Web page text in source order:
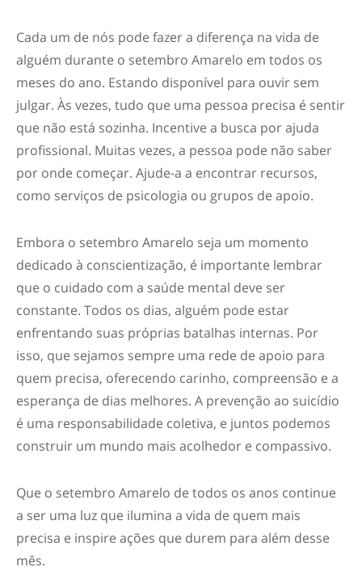
Cada um de nós pode fazer a diferença na vida de
alguém durante o setembro Amarelo em todos os
meses do ano. Estando disponível para ouvir sem
julgar. Às vezes, tudo que uma pessoa precisa é sentir
que não está sozinha. Incentive a busca por ajuda
profissional. Muitas vezes, a pessoa pode não saber
por onde começar. Ajude-a a encontrar recursos,
como serviços de psicologia ou grupos de apoio.
Embora o setembro Amarelo seja um momento
dedicado à conscientização, é importante lembrar
que o cuidado com a saúde mental deve ser
constante. Todos os dias, alguém pode estar
enfrentando suas próprias batalhas internas. Por
isso, que sejamos sempre uma rede de apoio para
quem precisa, oferecendo carinho, compreensão e a
esperança de dias melhores. A prevenção ao suicídio
é uma responsabilidade coletiva, e juntos podemos
construir um mundo mais acolhedor e compassivo.
Que o setembro Amarelo de todos os anos continue
a ser uma luz que ilumina a vida de quem mais
precisa e inspire ações que durem para além desse
mês.